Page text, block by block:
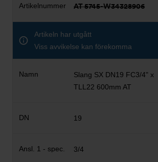
AT 5745-W34328906
Artikeln har utgått
Viss avvikelse kan förekomma
Slang SX DN19 FC3/4" x
TLL22 600mm AT
19
3/4